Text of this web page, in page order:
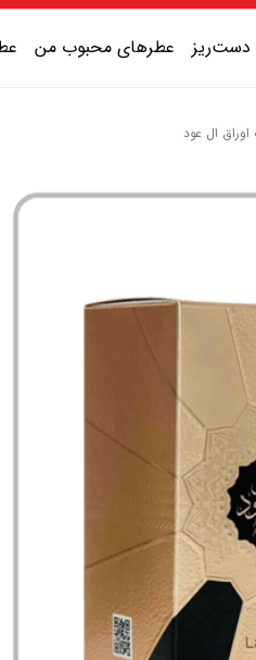
عطر یونیسکس تلخ
دست‌ریز عطرهای محبوب من